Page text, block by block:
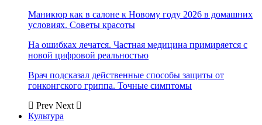
Маникюр как в салоне к Новому году 2026 в домашних
условиях. Советы красоты
На ошибках лечатся. Частная медицина примиряется с
новой цифровой реальностью
Врач подсказал действенные способы защиты от
гонконгского гриппа. Точные симптомы
Prev Next
Культура